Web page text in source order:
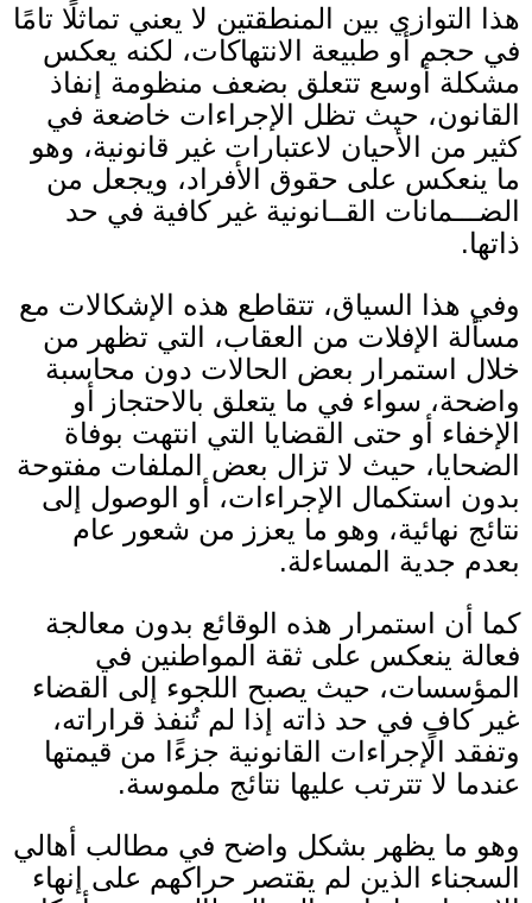
هذا التوازي بين المنطقتين لا يعني تماثلًا تامًا
في حجم أو طبيعة الانتهاكات، لكنه يعكس
مشكلة أوسع تتعلق بضعف منظومة إنفاذ
القانون، حيث تظل الإجراءات خاضعة في
كثير من الأحيان لاعتبارات غير قانونية، وهو
ما ينعكس على حقوق الأفراد، ويجعل من
الضـــمانات القــانونية غير كافية في حد
ذاتها.
وفي هذا السياق، تتقاطع هذه الإشكالات مع
مسألة الإفلات من العقاب، التي تظهر من
خلال استمرار بعض الحالات دون محاسبة
واضحة، سواء في ما يتعلق بالاحتجاز أو
الإخفاء أو حتى القضايا التي انتهت بوفاة
الضحايا، حيث لا تزال بعض الملفات مفتوحة
بدون استكمال الإجراءات، أو الوصول إلى
نتائج نهائية، وهو ما يعزز من شعور عام
بعدم جدية المساءلة.
كما أن استمرار هذه الوقائع بدون معالجة
فعالة ينعكس على ثقة المواطنين في
المؤسسات، حيث يصبح اللجوء إلى القضاء
غير كافٍ في حد ذاته إذا لم تُنفذ قراراته،
وتفقد الإجراءات القانونية جزءًا من قيمتها
عندما لا تترتب عليها نتائج ملموسة.
وهو ما يظهر بشكل واضح في مطالب أهالي
السجناء الذين لم يقتصر حراكهم على إنهاء